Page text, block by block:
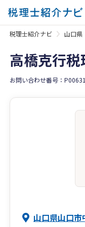
税理士紹介ナビ 山口県
高橋克行
お問い合わせ番号：
山口県山口市